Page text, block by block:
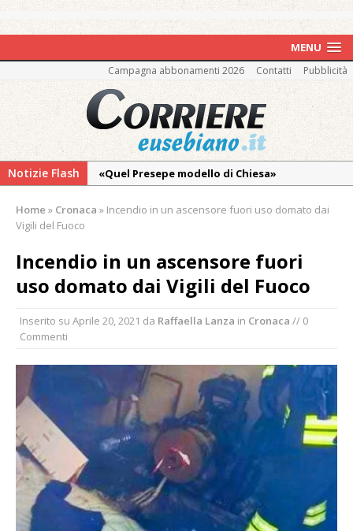
MENU
Campagna abbonamenti 2026 Contatti Pubblicità
Notizie Flash
«Quel Presepe modello di Chiesa»
Ringraziamento: convegno, messa e
Pro vs Saluzzo, amichevole di buon riscontro
Piscina ex Enal non balneabile dopo i controlli
provvisoria»
La Regione stanzia oltre 38mila euro per il
carnevale di Santhià. La soddisfazione della
Pro Loco
Il Piemonte ha avviato la richiesta di calamità
naturale per la siccità estrema e gli incendi
Dieci anni fa l’ingresso a Vercelli
dell’arcivescovo mons. Marco Arnolfo
Home » Cronaca » Incendio in un ascensore fuori uso domato dai
Vigili del Fuoco
Incendio in un ascensore fuori
uso domato dai Vigili del Fuoco
Inserito su Aprile 20, 2021 da Raffaella Lanza in Cronaca // 0
Commenti